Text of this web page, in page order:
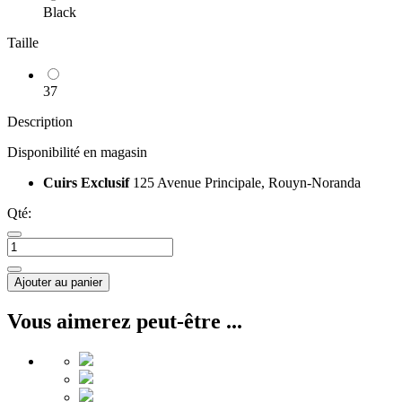
Black
Taille
37
Description
Disponibilité en magasin
Cuirs Exclusif 125 Avenue Principale, Rouyn-Noranda
Qté:
Ajouter au panier
Vous aimerez peut-être ...